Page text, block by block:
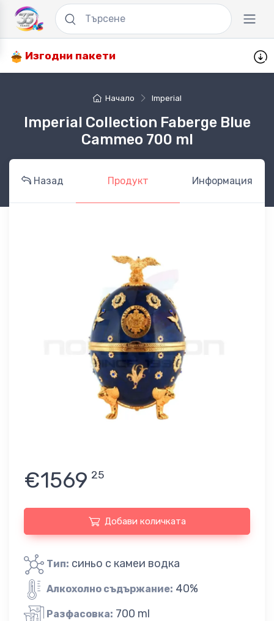
Изгодни пакети
Начало Imperial
Imperial Collection Faberge Blue
Cammeo 700 ml
Назад Продукт Информация
€1569 25
Добави количката
Тип: синьо с камеи водка
Алкохолно съдържание: 40%
Разфасовка: 700 ml